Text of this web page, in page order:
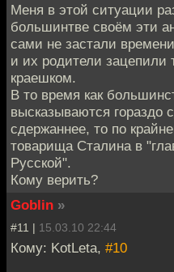
Меня в этой ситуации
большинтве своём эти
сами не застали
и их родители зацепили
краешком.
В то время как
высказываются гораздо
сдержаннее, то по
товарища Сталина в
Русской".
Кому верить?
Goblin »
#11 | 15.03.10 22:44
Кому: KotLeta, #10